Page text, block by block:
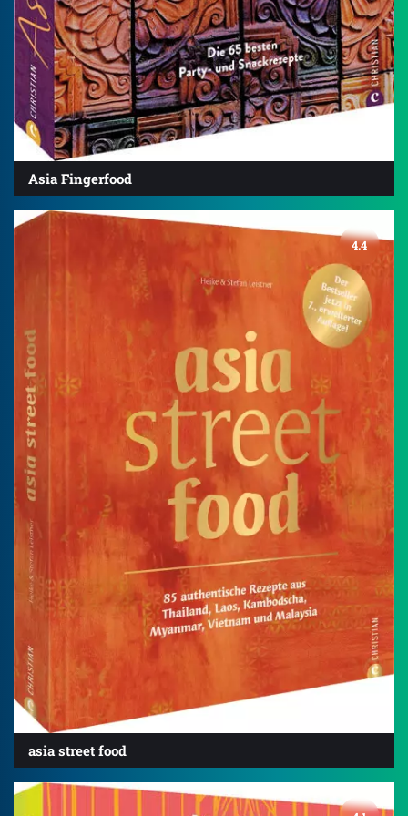
Asia Fingerfood
4.4
asia street food